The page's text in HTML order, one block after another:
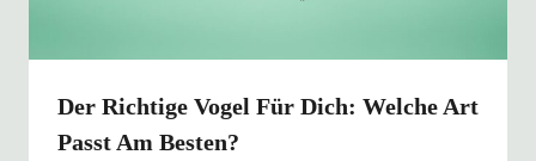
Der Richtige Vogel Für Dich: Welche Art
Passt Am Besten?